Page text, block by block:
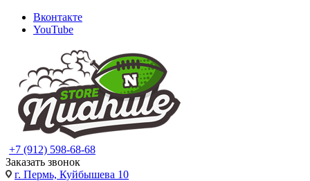
Вконтакте
YouTube
+7 (912) 598-68-68
Заказать звонок
г. Пермь, Куйбышева 10